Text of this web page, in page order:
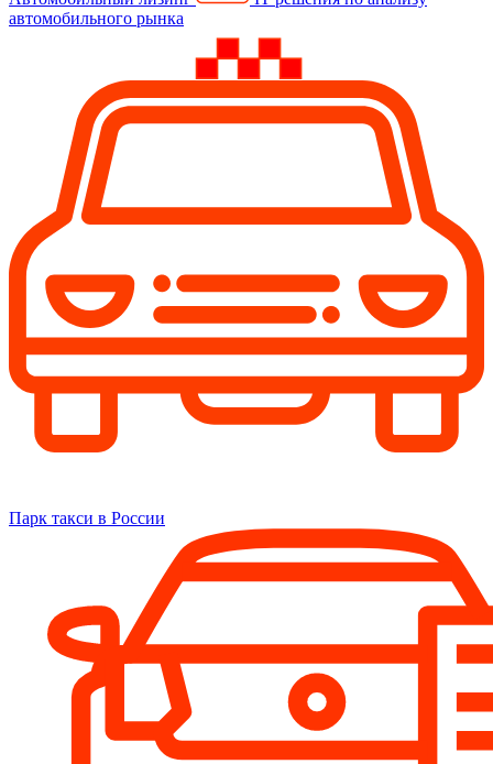
автомобильного рынка
Парк такси в России